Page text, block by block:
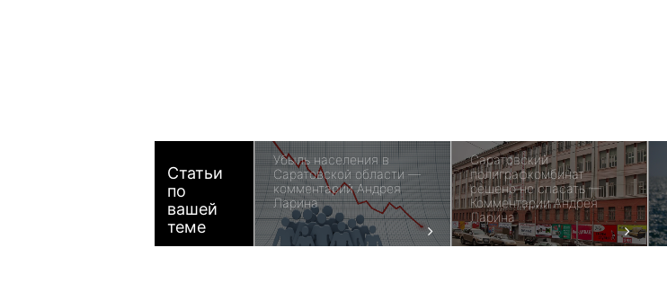
Статьи
по
вашей
теме
Убыль населения в
Саратовской области —
комментарий Андрея
Ларина
Саратовский
полиграфкомбинат
решено не спасать —
Комментарии Андрея
Ларина